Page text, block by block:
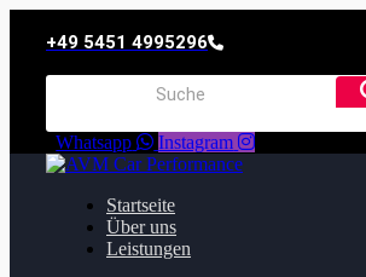
+49 5451 4995296
Whatsapp Instagram
Startseite
Über uns
Leistungen